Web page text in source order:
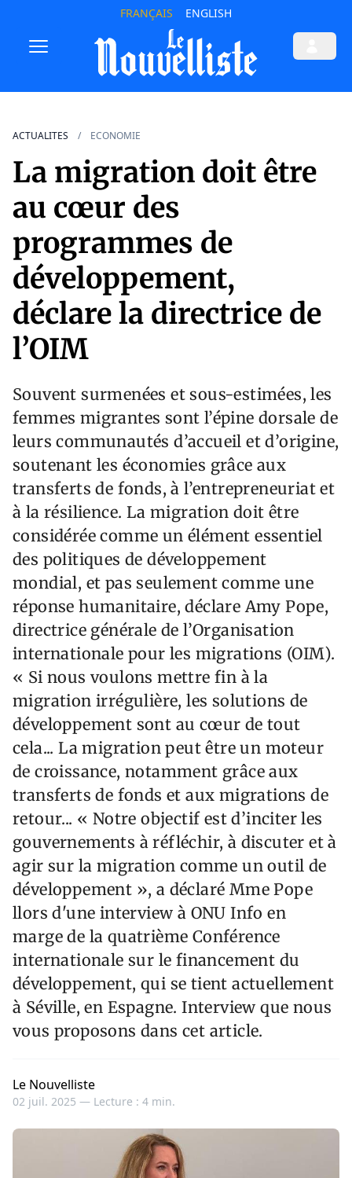
FRANÇAIS ENGLISH
ACTUALITES ECONOMIE
La migration doit être
au cœur des
programmes de
développement,
déclare la directrice de
l’OIM
Souvent surmenées et sous-estimées, les
femmes migrantes sont l’épine dorsale de
leurs communautés d’accueil et d’origine,
soutenant les économies grâce aux
transferts de fonds, à l’entrepreneuriat et
à la résilience. La migration doit être
considérée comme un élément essentiel
des politiques de développement
mondial, et pas seulement comme une
réponse humanitaire, déclare Amy Pope,
directrice générale de l’Organisation
internationale pour les migrations (OIM).
« Si nous voulons mettre fin à la
migration irrégulière, les solutions de
développement sont au cœur de tout
cela... La migration peut être un moteur
de croissance, notamment grâce aux
transferts de fonds et aux migrations de
retour... « Notre objectif est d’inciter les
gouvernements à réfléchir, à discuter et à
agir sur la migration comme un outil de
développement », a déclaré Mme Pope
llors d'une interview à ONU Info en
marge de la quatrième Conférence
internationale sur le financement du
développement, qui se tient actuellement
à Séville, en Espagne. Interview que nous
vous proposons dans cet article.
Le Nouvelliste
02 juil. 2025 — Lecture : 4 min.